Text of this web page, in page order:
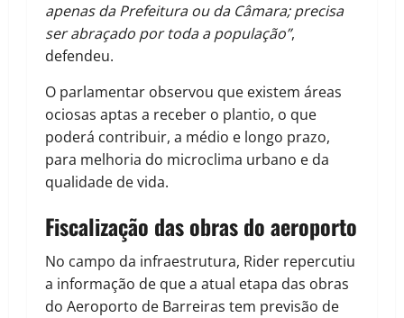
apenas da Prefeitura ou da Câmara; precisa
ser abraçado por toda a população”,
defendeu.
O parlamentar observou que existem áreas
ociosas aptas a receber o plantio, o que
poderá contribuir, a médio e longo prazo,
para melhoria do microclima urbano e da
qualidade de vida.
Fiscalização das obras do aeroporto
No campo da infraestrutura, Rider repercutiu
a informação de que a atual etapa das obras
do Aeroporto de Barreiras tem previsão de